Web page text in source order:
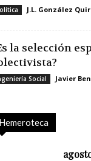
J.L. González
la selección
Social Javier
Hemeroteca